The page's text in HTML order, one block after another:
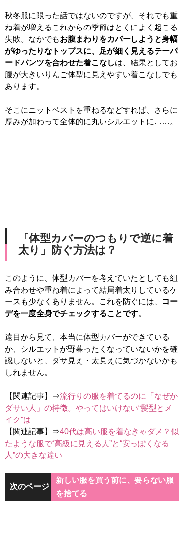
秋冬服に限った話ではないのですが、それでも重
ね着が増えるこれからの季節はとくによく起こる
失敗。なかでもお腹まわりをカバーしようと身幅
がゆったりなトップスに、足が細く見えるテーパ
ードパンツを合わせた着こなしは、結果としてお
腹が大きいりんご体型に見えやすい着こなしでも
あります。
そこにニットベストを重ねるなどすれば、さらに
厚みが加わって全体的に丸いシルエットに……。
「体型カバーのつもりで逆に着
太り」防ぐ方法は？
このように、体型カバーを考えていたとしても組
み合わせや重ね着によって結局着太りしているケ
ースも少なくありません。これを防ぐには、
コー
デを一度全身でチェックすることです。
遠目から見て、本当に体型カバーができている
か、シルエットが野暮ったくなっていないかを確
認しないと、ダサ見え・太見えに気づかないかも
しれません。
【関連記事】⇒流行りの服を着てるのに「なぜか
ダサい人」の特徴。やってはいけない“髪型とメ
イク”は
【関連記事】⇒40代は高い服を着なきゃダメ？似
たような服で“高級に見える人”と“安っぽくなる
人”の大きな違い
次のページ
新しい服を買う前に、要らない服
を捨てる